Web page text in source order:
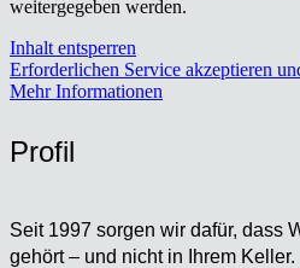
weitergegeben werden.
Inhalt entsperren
Erforderlichen Service akzeptieren
Mehr Informationen
Pro­fil
Seit 1997 sor­gen wir dafür, dass
ge­hört – und nicht in Ihrem Kel­ler.